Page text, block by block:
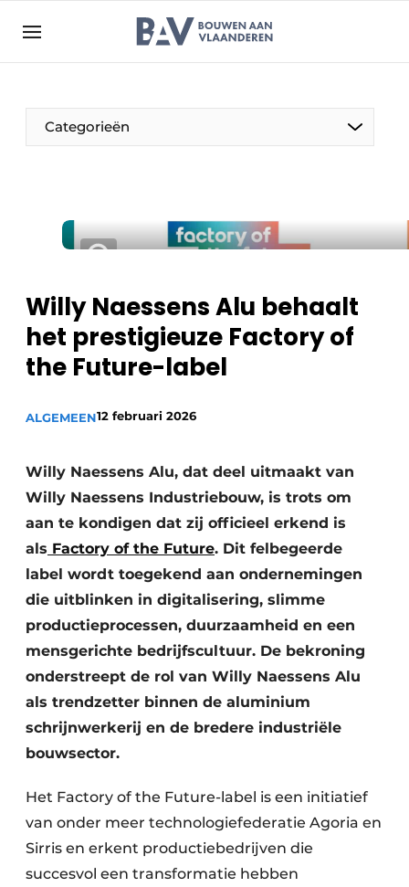
Bedrijven
Bouwen aan Vlaanderen | Platform voor de bouw
Evenement aanmelden
Meest gelezen
Nieuwsbrief
Podcasts
Video’s
Aanmelden
Bedrijven
Bedrijven
Contact
Categorieën
Beton & Staalbouw
Brandveiligheid
BIM
Evenementen
Dak & Gevel
Houtbouw
HVAC
Keukens
Renovatie
Willy Naessens Alu behaalt
het prestigieuze Factory of
the Future-label
ALGEMEEN12 februari 2026
Willy Naessens Alu, dat deel uitmaakt van
Willy Naessens Industriebouw, is trots om
aan te kondigen dat zij officieel erkend is
als Factory of the Future. Dit felbegeerde
label wordt toegekend aan ondernemingen
die uitblinken in digitalisering, slimme
productieprocessen, duurzaamheid en een
mensgerichte bedrijfscultuur. De bekroning
onderstreept de rol van Willy Naessens Alu
als trendzetter binnen de aluminium
schrijnwerkerij en de bredere industriële
bouwsector.
Het Factory of the Future-label is een initiatief
van onder meer technologiefederatie Agoria en
Sirris en erkent productiebedrijven die
succesvol een transformatie hebben